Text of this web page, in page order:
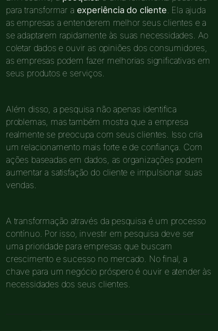
para transformar a experiência do cliente . Ela ajuda
as empresas a entenderem melhor seus clientes e a
se adaptarem rapidamente às suas necessidades. Ao
coletar dados e ouvir as opiniões dos consumidores,
as empresas podem fazer melhorias significativas em
seus produtos e serviços.
Além disso, a pesquisa não apenas identifica
problemas, mas também mostra que a empresa
realmente se preocupa com seus clientes. Isso cria
um relacionamento mais forte e de confiança. Com
ações baseadas em dados, as organizações podem
aumentar a satisfação do cliente e impulsionar suas
vendas.
A transformação através da pesquisa é um processo
contínuo. Por isso, investir em pesquisa deve ser
uma prioridade para empresas que buscam
crescimento e sucesso no mercado. No final, a
chave para um negócio próspero é ouvir e atender às
necessidades dos seus clientes.